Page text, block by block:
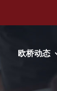
欧桥动态